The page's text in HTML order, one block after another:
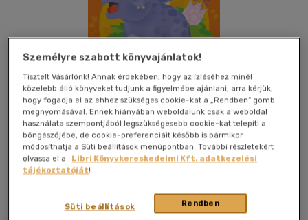
Csak online
Kívánságlistához adom Megosztom
Napraforgó 2005 Kft magyar nyelvű|
Személyre szabott könyvajánlatok!
Tisztelt Vásárlónk! Annak érdekében, hogy az ízléséhez minél
közelebb álló könyveket tudjunk a figyelmébe ajánlani, arra kérjük,
hogy fogadja el az ehhez szükséges cookie-kat a „Rendben” gomb
megnyomásával. Ennek hiányában weboldalunk csak a weboldal
használata szempontjából legszükségesebb cookie-kat telepíti a
böngészőjébe, de cookie-preferenciáit később is bármikor
módosíthatja a Süti beállítások menüpontban. További részletekért
olvassa el a
Libri Könyvkereskedelmi Kft. adatkezelési
tájékoztatóját!
Rendben
Süti beállítások